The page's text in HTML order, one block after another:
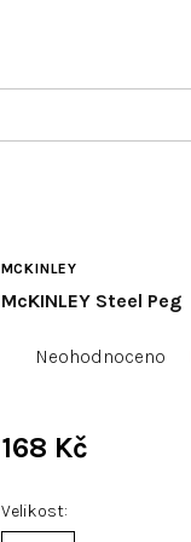
MCKINLEY
McKINLEY Steel Peg
hodnocení
0,0
5
Neohodnoceno
Velikost
168 Kč